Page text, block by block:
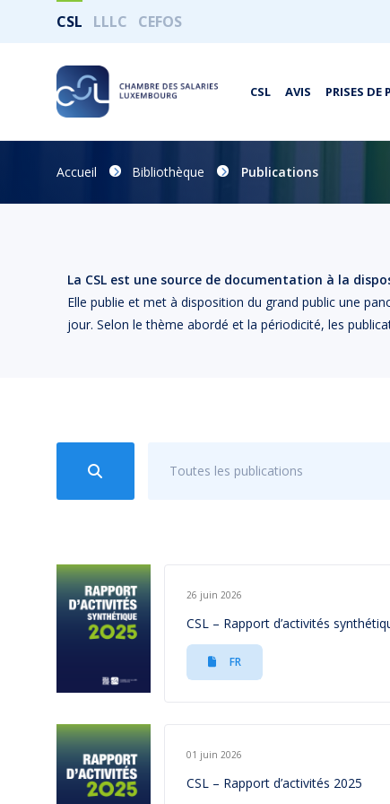
CSL LLLC CEFOS
CSL AVIS PRISES DE
Accueil Bibliothèque Publications
La CSL est une source de documentation à la
Elle publie et met à disposition du grand public une
jour. Selon le thème abordé et la périodicité, les
Toutes les publications
26 juin 2026
CSL – Rapport d’activités
FR
01 juin 2026
CSL – Rapport d’activités 2025